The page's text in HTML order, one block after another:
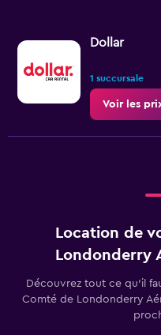
Dollar
1 succursale
Voir les
Location de
Londonderry
Découvrez tout ce qu’il
Comté de Londonderry